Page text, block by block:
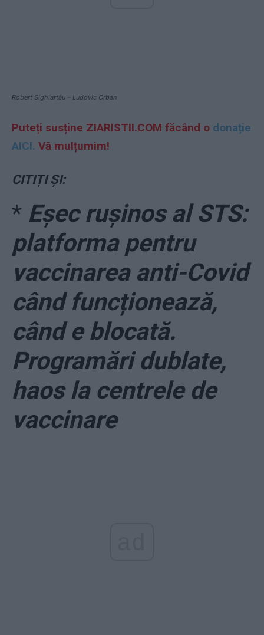
Robert Sighiartău – Ludovic Orban
Puteți susține ZIARISTII.COM făcând o donație
AICI. Vă mulțumim!
CITIȚI ȘI:
* Eșec rușinos al STS:
platforma pentru
vaccinarea anti-Covid
când funcționează,
când e blocată.
Programări dublate,
haos la centrele de
vaccinare